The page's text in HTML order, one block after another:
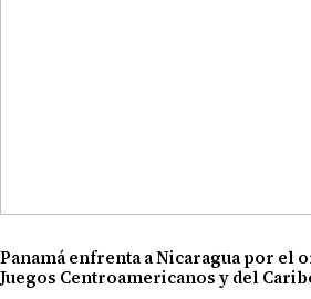
Panamá enfrenta a Nicaragua por el
Juegos Centroamericanos y del